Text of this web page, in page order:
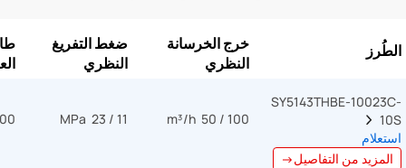
الطُرز
خرج الخرسانة
النظري
ضغط التفريغ
النظري
SY5143THBE-10023C-
10S
استعلام
المزيد من التفاصيل→
100 / 50 m³/h
11 / 23 MPa
kW